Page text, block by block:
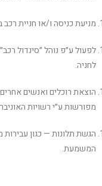
מניעת כניסה ו/או חניית
לפעול ע״פ נוהל ״סינדול
לחניה.
הוצאת רוכלים ואנשים
מפורשות ע״י רשויות
הגשת תלונות — כגון
המשמעת.